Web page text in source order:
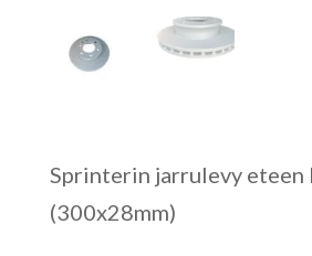
Sprinterin jarrulevy eteen
(300x28mm)